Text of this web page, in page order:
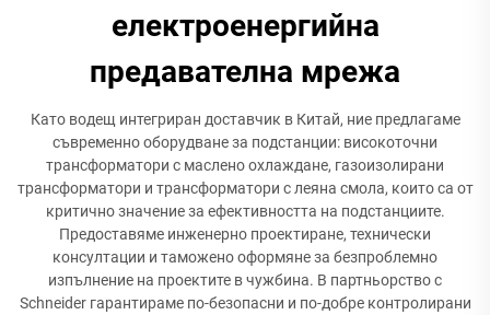
електроенергийна
предавателна мрежа
Като водещ интегриран доставчик в Китай, ние предлагаме
съвременно оборудване за подстанции: високоточни
трансформатори с маслено охлаждане, газоизолирани
трансформатори и трансформатори с леяна смола, които са от
критично значение за ефективността на подстанциите.
Предоставяме инженерно проектиране, технически
консултации и таможено оформяне за безпроблемно
изпълнение на проектите в чужбина. В партньорство с
Schneider гарантираме по-безопасни и по-добре контролирани